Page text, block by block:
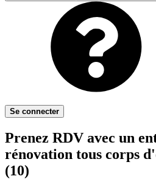
Se connecter
Prenez RDV avec un
rénovation tous corps
(10)